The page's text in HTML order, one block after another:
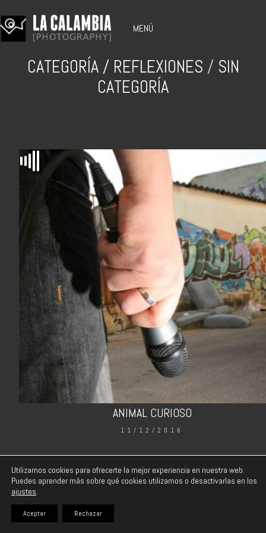
MENÚ
CATEGORÍA / REFLEXIONES / SIN
CATEGORÍA
ANIMAL CURIOSO
11/12/2016
© 2020 | Manu El Matuso |
Utilizamos cookies para ofrecerte la mejor experiencia en nuestra web.
Puedes aprender más sobre qué cookies utilizamos o desactivarlas en los
ajustes.
Aceptar Rechazar